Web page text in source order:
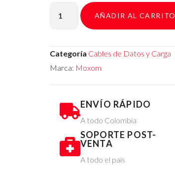
AÑADIR AL CARRITO
Categoría Cables de Datos y Carga
Marca: Moxom
ENVÍO RÁPIDO
A todo Colombia
SOPORTE POST-
VENTA
A todo el país